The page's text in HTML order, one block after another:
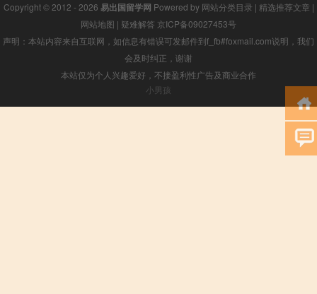
Copyright © 2012 - 2026 易出国留学网 Powered by 网站分类目录 | 精选推荐文章 |
网站地图 | 疑难解答 京ICP备09027453号
声明：本站内容来自互联网，如信息有错误可发邮件到f_fb#foxmail.com说明，我们
会及时纠正，谢谢
本站仅为个人兴趣爱好，不接盈利性广告及商业合作
小男孩